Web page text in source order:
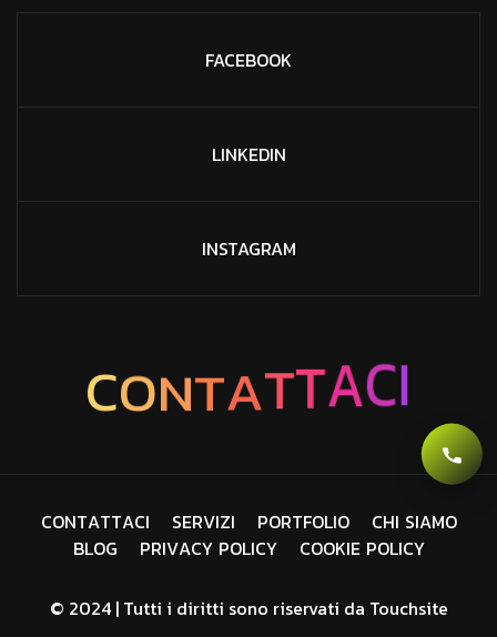
FACEBOOK
LINKEDIN
INSTAGRAM
CONTATTACI
© 2024 | Tutti i diritti sono riservati da Touchsite
CONTATTACI SERVIZI PORTFOLIO CHI SIAMO
BLOG PRIVACY POLICY COOKIE POLICY